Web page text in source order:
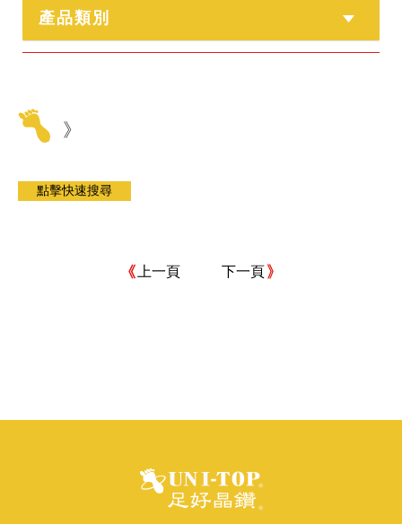
產品類別
》
上一頁 下一頁